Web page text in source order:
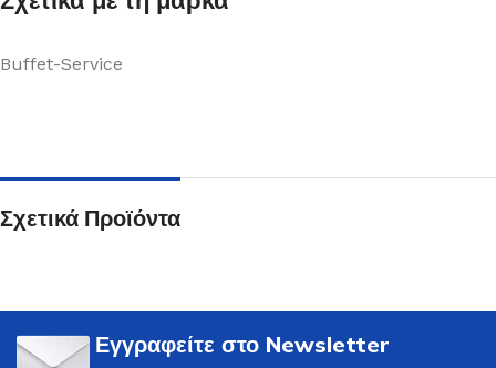
Buffet-Service
Σχετικά Προϊόντα
Εγγραφείτε στο Newsletter